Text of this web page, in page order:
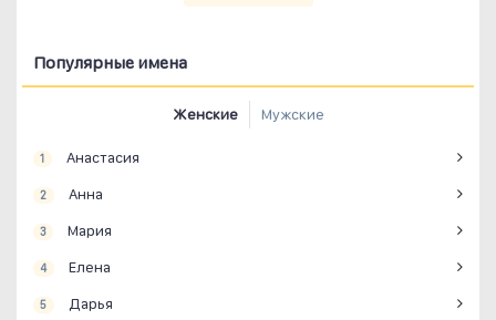
Популярные имена
Женские Мужские
1 Анастасия
2 Анна
3 Мария
4 Елена
5 Дарья